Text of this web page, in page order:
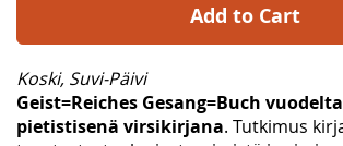
Add to Cart
Koski, Suvi-Päivi
Geist=Reiches Gesang=Buch
pietistisenä virsikirjana. Tutkimus